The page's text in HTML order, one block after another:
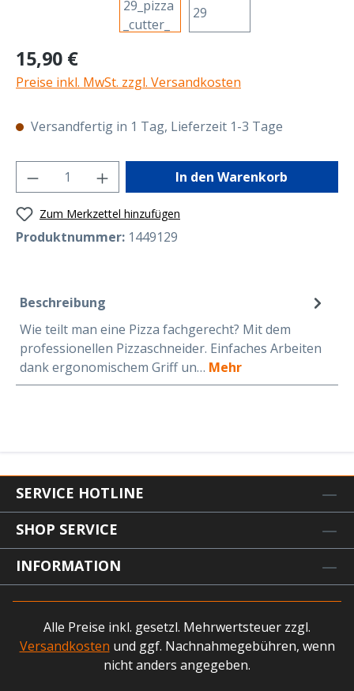
Regulärer Preis:
15,90 €
Preise inkl. MwSt. zzgl. Versandkosten
Versandfertig in 1 Tag, Lieferzeit 1-3 Tage
Produkt Anzahl: Gib den gewünschten
In den Warenkorb
Zum Merkzettel hinzufügen
Produktnummer: 1449129
Beschreibung
Wie teilt man eine Pizza fachgerecht? Mit dem
professionellen Pizzaschneider. Einfaches Arbeiten
dank ergonomischem Griff un… Mehr
SERVICE HOTLINE
SHOP SERVICE
INFORMATION
Alle Preise inkl. gesetzl. Mehrwertsteuer zzgl.
Versandkosten und ggf. Nachnahmegebühren, wenn
nicht anders angegeben.